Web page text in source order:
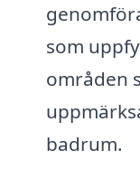
som
områden
badrum.